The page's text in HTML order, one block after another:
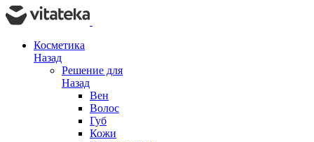
Косметика
Назад
Решение для
Назад
Вен
Волос
Губ
Кожи